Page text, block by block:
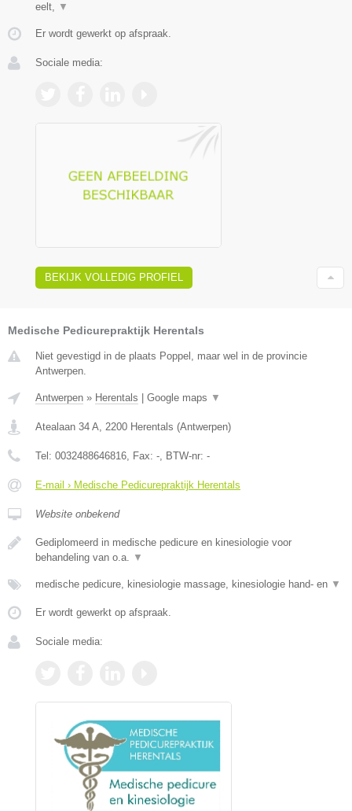
eelt, ▼
Er wordt gewerkt op afspraak.
Sociale media:
BEKIJK VOLLEDIG PROFIEL
Medische Pedicurepraktijk Herentals
Niet gevestigd in de plaats Poppel, maar wel in de provincie
Antwerpen.
Antwerpen » Herentals Google maps ▼
Atealaan 34 A, 2200 Herentals (Antwerpen)
Tel: 0032488646816, Fax: -, BTW-nr: -
E-mail › Medische Pedicurepraktijk Herentals
Website onbekend
Gediplomeerd in medische pedicure en kinesiologie voor
behandeling van o.a. ▼
medische pedicure, kinesiologie massage, kinesiologie hand- en ▼
Er wordt gewerkt op afspraak.
Sociale media: